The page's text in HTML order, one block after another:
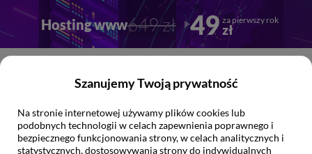
Szanujemy Twoją prywatność
Na stronie internetowej używamy plików cookies lub
podobnych technologii w celach zapewnienia poprawnego i
bezpiecznego funkcjonowania strony, w celach analitycznych i
statystycznych, dostosowywania strony do indywidualnych
Przejdź
głownej
treści
Przejdź
stopki
Hosting www649 zł 49zł
za pierwszy rok
Jak możemyCi pomóc?